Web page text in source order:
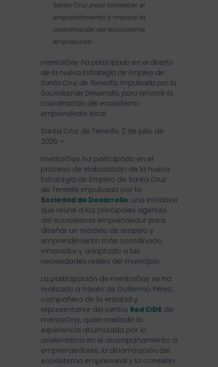
Santa Cruz para fortalecer el
emprendimiento y mejorar la
coordinación del ecosistema
empresarial
mentorDay ha participado en el diseño
de la nueva Estrategia de Empleo de
Santa Cruz de Tenerife, impulsada por la
Sociedad de Desarrollo, para reforzar la
coordinación del ecosistema
emprendedor local.
Santa Cruz de Tenerife, 2 de julio de
2026 —
mentorDay ha participado en el
proceso de elaboración de la nueva
Estrategia de Empleo de Santa Cruz
de Tenerife impulsada por la
Sociedad de Desarrollo, una iniciativa
que reúne a los principales agentes
del ecosistema emprendedor para
diseñar un modelo de empleo y
emprendimiento más coordinado,
innovador y adaptado a las
necesidades reales del municipio.
La participación de mentorDay se ha
realizado a través de Guillermo Pérez,
compañero de la entidad y
representante del centro Red CIDE de
mentorDay, quien trasladó la
experiencia acumulada por la
aceleradora en el acompañamiento a
emprendedores, la dinamización del
ecosistema empresarial y la conexión